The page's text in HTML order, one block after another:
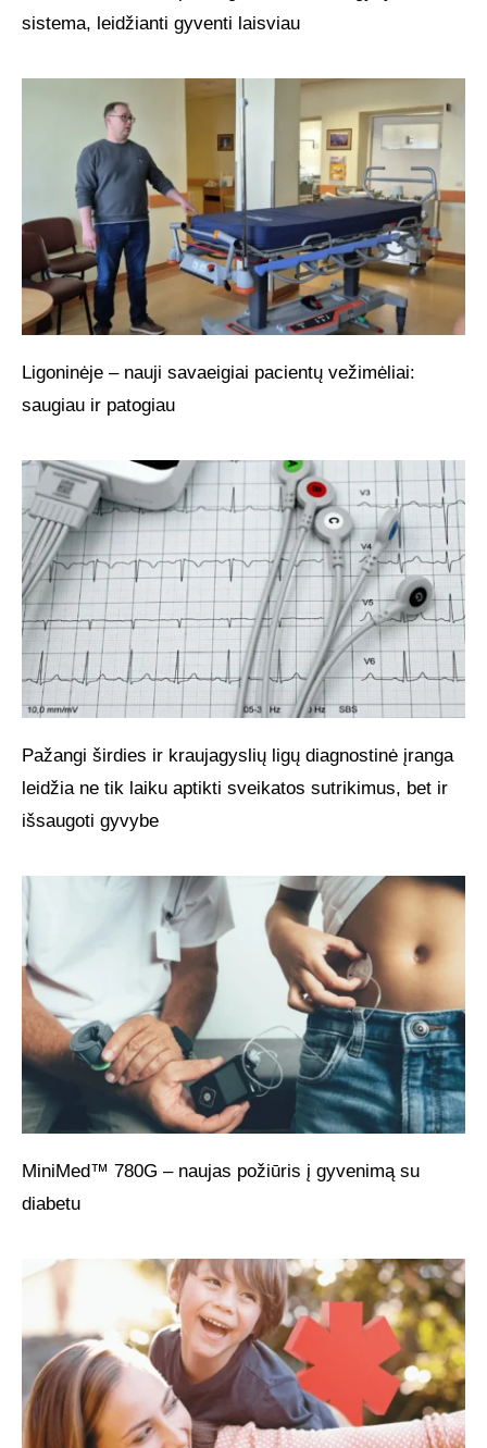
sistema, leidžianti gyventi laisviau
Ligoninėje – nauji savaeigiai pacientų vežimėliai:
saugiau ir patogiau
Pažangi širdies ir kraujagyslių ligų diagnostinė įranga
leidžia ne tik laiku aptikti sveikatos sutrikimus, bet ir
išsaugoti gyvybe
MiniMed™ 780G – naujas požiūris į gyvenimą su
diabetu